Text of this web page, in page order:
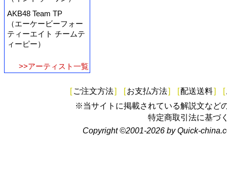
AKB48 Team TP
（エーケービーフォー
ティーエイト チームテ
ィーピー）
>>アーティスト一覧
[ ご注文方法] [お支払方法] [配送送料] [
※当サイトに掲載されている解説文など
特定商取引法に基づ
Copyright ©2001-2026 by Quick-